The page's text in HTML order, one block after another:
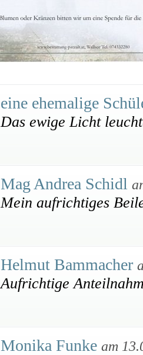
eine ehemalige
Das ewige Licht
Mag Andrea Schidl
Mein aufrichtiges
Helmut Bammacher
Aufrichtige
Monika Funke am